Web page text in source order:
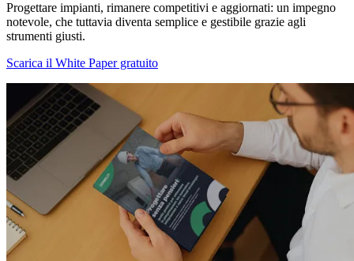
Progettare impianti, rimanere competitivi e aggiornati: un impegno
notevole, che tuttavia diventa semplice e gestibile grazie agli
strumenti giusti.
Scarica il White Paper gratuito